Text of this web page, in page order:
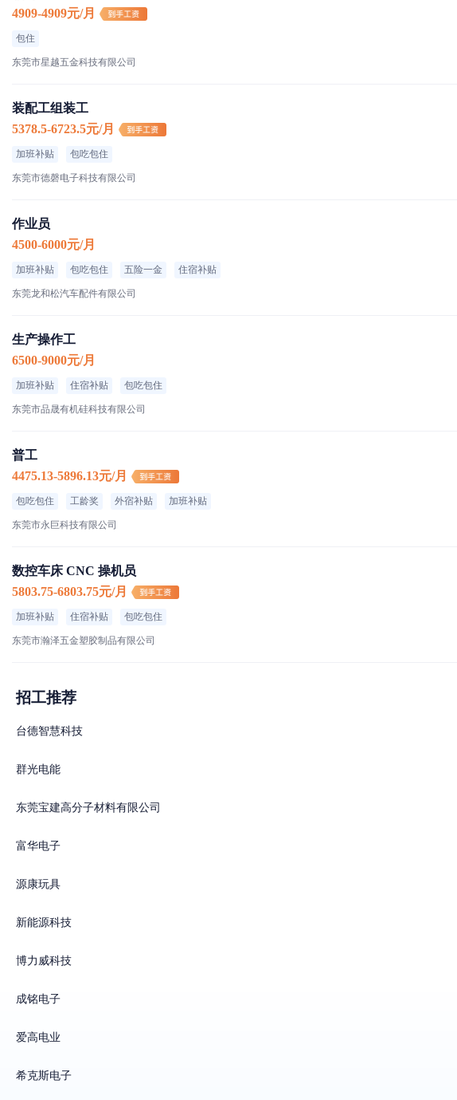
4909-4909元/月
包住
东莞市星越五金科技有限公司
装配工组装工
5378.5-6723.5元/月
加班补贴 包吃包住
东莞市德磬电子科技有限公司
作业员
4500-6000元/月
加班补贴 包吃包住 五险一金 住宿补贴
东莞龙和松汽车配件有限公司
生产操作工
6500-9000元/月
加班补贴 住宿补贴 包吃包住
东莞市品晟有机硅科技有限公司
普工
4475.13-5896.13元/月
包吃包住 工龄奖 外宿补贴 加班补贴
东莞市永巨科技有限公司
数控车床 CNC 操机员
5803.75-6803.75元/月
加班补贴 住宿补贴 包吃包住
东莞市瀚泽五金塑胶制品有限公司
招工推荐
台德智慧科技
群光电能
东莞宝建高分子材料有限公司
富华电子
源康玩具
新能源科技
博力威科技
成铭电子
爱高电业
希克斯电子